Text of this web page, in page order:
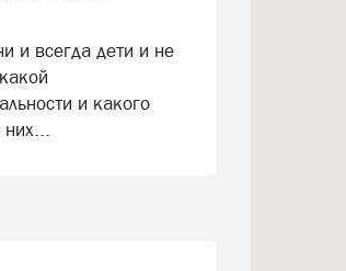
и всегда дети и не
и какого